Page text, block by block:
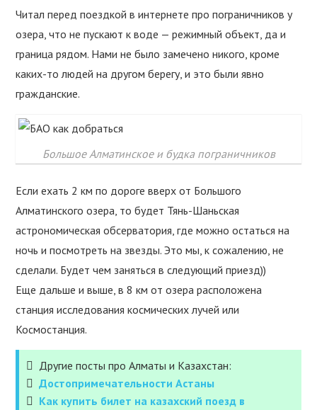
Читал перед поездкой в интернете про пограничников у
озера, что не пускают к воде — режимный объект, да и
граница рядом. Нами не было замечено никого, кроме
каких-то людей на другом берегу, и это были явно
гражданские.
Большое Алматинское и будка пограничников
Если ехать 2 км по дороге вверх от Большого
Алматинского озера, то будет Тянь-Шаньская
астрономическая обсерватория, где можно остаться на
ночь и посмотреть на звезды. Это мы, к сожалению, не
сделали. Будет чем заняться в следующий приезд))
Еще дальше и выше, в 8 км от озера расположена
станция исследования космических лучей или
Космостанция.
Другие посты про Алматы и Казахстан:
Достопримечательности Астаны
Как купить билет на казахский поезд в